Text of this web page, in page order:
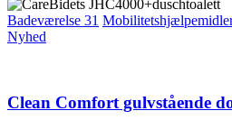
Artikler
kategori
Badeværelse 31
Nyhed
Clean Comfort gulvstående